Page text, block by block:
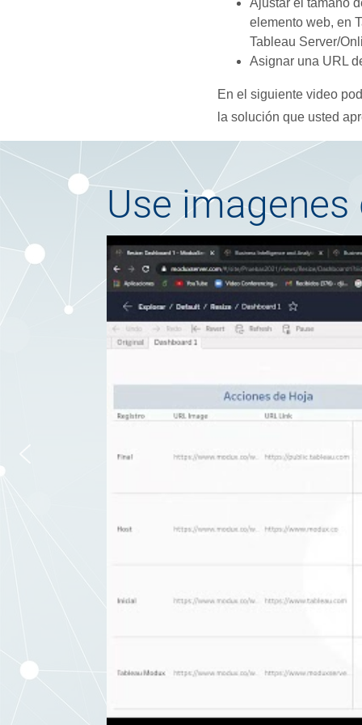
Ajustar el tamaño
elemento web, en
Tableau Server/
Asignar una URL
En el siguiente video
la solución que usted
Use